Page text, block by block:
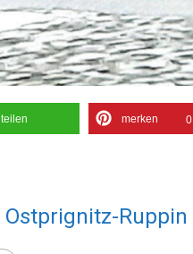
teilen merken 0
Ruppin